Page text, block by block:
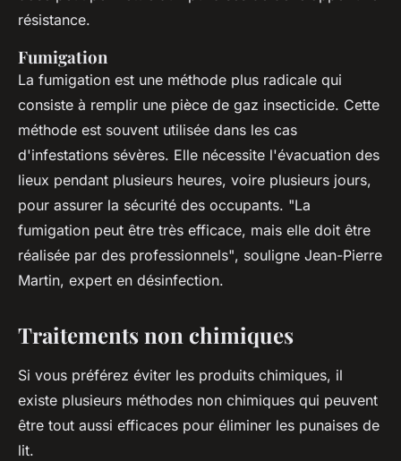
résistance.
Fumigation
La fumigation est une méthode plus radicale qui
consiste à remplir une pièce de gaz insecticide. Cette
méthode est souvent utilisée dans les cas
d'infestations sévères. Elle nécessite l'évacuation des
lieux pendant plusieurs heures, voire plusieurs jours,
pour assurer la sécurité des occupants. "La
fumigation peut être très efficace, mais elle doit être
réalisée par des professionnels", souligne Jean-Pierre
Martin, expert en désinfection.
Traitements non chimiques
Si vous préférez éviter les produits chimiques, il
existe plusieurs méthodes non chimiques qui peuvent
être tout aussi efficaces pour éliminer les punaises de
lit.